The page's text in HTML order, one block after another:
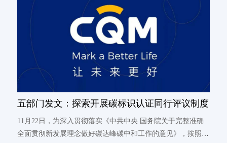
五部门发文：探索开展碳标识认证同行评议制度
11月22日，为深入贯彻落实《中共中央 国务院关于完整准确
全面贯彻新发展理念做好碳达峰碳中和工作的意见》，按照